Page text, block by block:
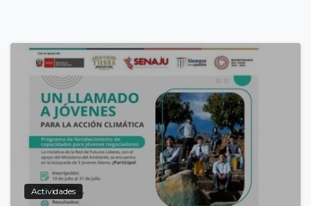
Actividades